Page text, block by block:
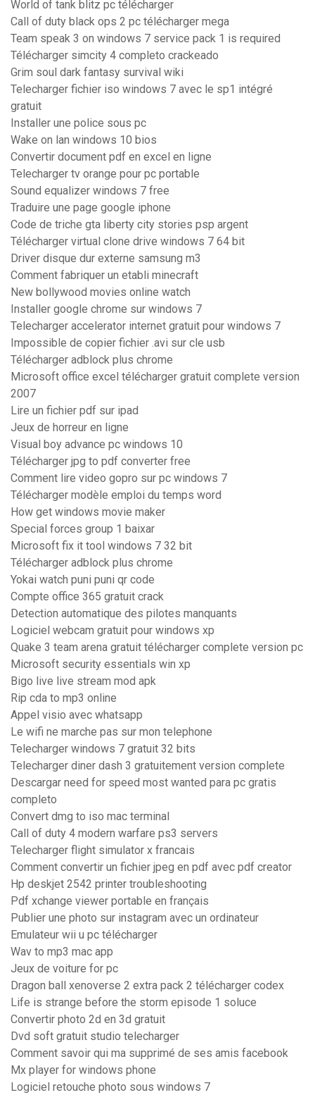
World of tank blitz pc télécharger
Call of duty black ops 2 pc télécharger mega
Team speak 3 on windows 7 service pack 1 is required
Télécharger simcity 4 completo crackeado
Grim soul dark fantasy survival wiki
Telecharger fichier iso windows 7 avec le sp1 intégré
gratuit
Installer une police sous pc
Wake on lan windows 10 bios
Convertir document pdf en excel en ligne
Telecharger tv orange pour pc portable
Sound equalizer windows 7 free
Traduire une page google iphone
Code de triche gta liberty city stories psp argent
Télécharger virtual clone drive windows 7 64 bit
Driver disque dur externe samsung m3
Comment fabriquer un etabli minecraft
New bollywood movies online watch
Installer google chrome sur windows 7
Telecharger accelerator internet gratuit pour windows 7
Impossible de copier fichier .avi sur cle usb
Télécharger adblock plus chrome
Microsoft office excel télécharger gratuit complete version
2007
Lire un fichier pdf sur ipad
Jeux de horreur en ligne
Visual boy advance pc windows 10
Télécharger jpg to pdf converter free
Comment lire video gopro sur pc windows 7
Télécharger modèle emploi du temps word
How get windows movie maker
Special forces group 1 baixar
Microsoft fix it tool windows 7 32 bit
Télécharger adblock plus chrome
Yokai watch puni puni qr code
Compte office 365 gratuit crack
Detection automatique des pilotes manquants
Logiciel webcam gratuit pour windows xp
Quake 3 team arena gratuit télécharger complete version pc
Microsoft security essentials win xp
Bigo live live stream mod apk
Rip cda to mp3 online
Appel visio avec whatsapp
Le wifi ne marche pas sur mon telephone
Telecharger windows 7 gratuit 32 bits
Telecharger diner dash 3 gratuitement version complete
Descargar need for speed most wanted para pc gratis
completo
Convert dmg to iso mac terminal
Call of duty 4 modern warfare ps3 servers
Telecharger flight simulator x francais
Comment convertir un fichier jpeg en pdf avec pdf creator
Hp deskjet 2542 printer troubleshooting
Pdf xchange viewer portable en français
Publier une photo sur instagram avec un ordinateur
Emulateur wii u pc télécharger
Wav to mp3 mac app
Jeux de voiture for pc
Dragon ball xenoverse 2 extra pack 2 télécharger codex
Life is strange before the storm episode 1 soluce
Convertir photo 2d en 3d gratuit
Dvd soft gratuit studio telecharger
Comment savoir qui ma supprimé de ses amis facebook
Mx player for windows phone
Logiciel retouche photo sous windows 7